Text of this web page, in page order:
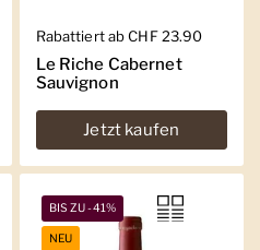
Regulärer Preis
Rabattiert ab CHF 23.90
Le Riche Cabernet
Sauvignon
Jetzt kaufen
BIS ZU -41%
NEU